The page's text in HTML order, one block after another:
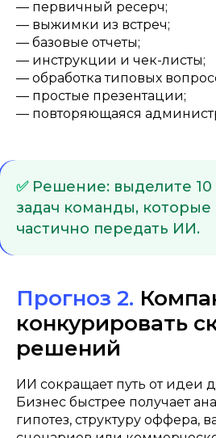
— первичный ресерч;
— выжимки из встреч;
— базовые отчеты;
— инструкции и чек-листы;
— обработка типовых
— простые презентации;
— повторяющаяся
✅ Решение: выделите 10
задач команды,
частично передать ИИ.
Прогноз 2.
конкурировать
решений
ИИ сокращает путь от идеи
Бизнес быстрее получает
гипотез, структуру оффера,